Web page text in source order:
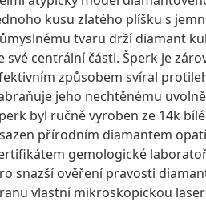
kusu zlatého plíšku s
tvaru drží diamant
své centrální části. Šperk je
způsobem svíral
jeho nechtěnému
byl ručně vyroben ze 14k
přírodním diamantem
gemologické
snazší ověření pravosti
vlastní mikroskopickou